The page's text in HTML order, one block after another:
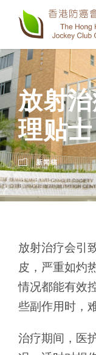
放射治
理贴士
新闻稿
放射治疗会引
皮，严重如灼
情况都能有效
些副作用时，
治疗期间，医